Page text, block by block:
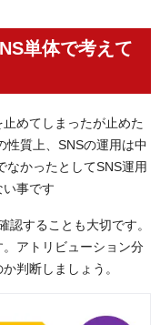
単体で考えて
めてしまったが止めた
性質上、SNSの運用は中
なかったとしてSNS運用
事です
認することも大切です。
アトリビューション分
判断しましょう。